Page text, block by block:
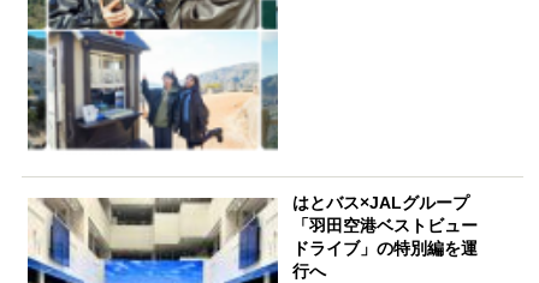
はとバス×JALグループ
「羽田空港ベストビュー
ドライブ」の特別編を運
行へ